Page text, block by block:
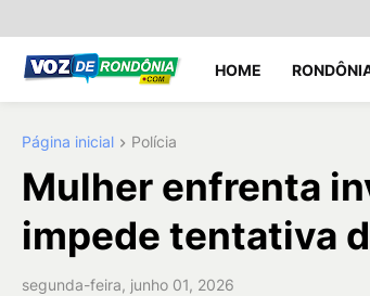
HOME
Página inicial Polícia
Mulher enfrenta
impede tentativa
segunda-feira, junho 01, 2026